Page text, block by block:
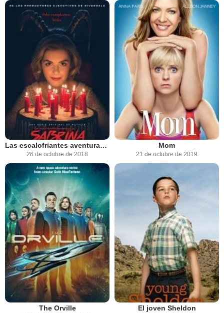
Las escalofriantes aventuras de Sabrina
26 de octubre de 2018
Mom
21 de octubre de 2019
The Orville El joven Sheldon